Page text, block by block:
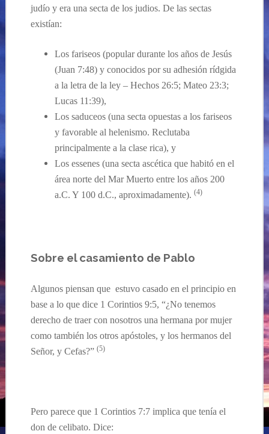
judío y era una secta de los judios. De las sectas
existían:
Los fariseos (popular durante los años de Jesús
(Juan 7:48) y conocidos por su adhesión rídgida
a la letra de la ley –Hechos 26:5; Mateo 23:3;
Lucas 11:39),
Los saduceos (una secta opuestas a los fariseos
y favorable al helenismo. Reclutaba
principalmente a la clase rica), y
Los essenes (una secta ascética que habitó en el
área norte del Mar Muerto entre los años 200
a.C. Y 100 d.C., aproximadamente). (4)
Sobre el casamiento de Pablo
Algunos piensan que estuvo casado en el principio en
base a lo que dice 1 Corintios 9:5, “¿No tenemos
derecho de traer con nosotros una hermana por mujer
como también los otros apóstoles, y los hermanos del
Señor, y Cefas?” (5)
Pero parece que 1 Corintios 7:7 implica que tenía el
don de celibato. Dice: